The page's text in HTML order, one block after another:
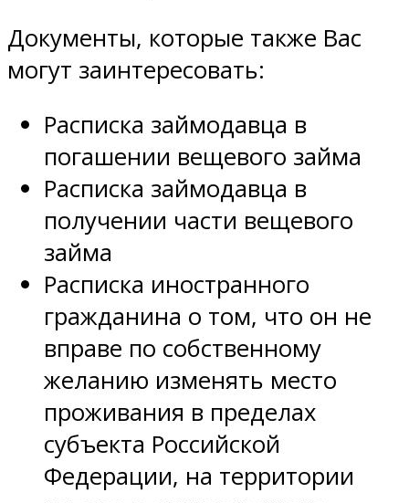
Документы, которые также Вас
могут заинтересовать:
Расписка займодавца в
погашении вещевого займа
Расписка займодавца в
получении части вещевого
займа
Расписка иностранного
гражданина о том, что он не
вправе по собственному
желанию изменять место
проживания в пределах
субъекта Российской
Федерации, на территории